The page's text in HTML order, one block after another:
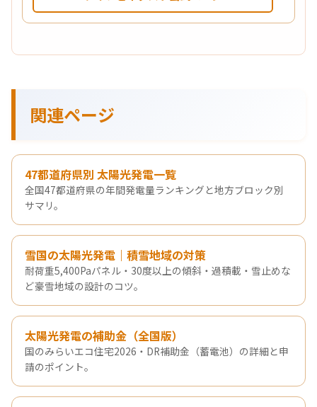
関連ページ
47都道府県別 太陽光発電一覧
全国47都道府県の年間発電量ランキングと地方ブロック別
サマリ。
雪国の太陽光発電｜積雪地域の対策
耐荷重5,400Paパネル・30度以上の傾斜・過積載・雪止めな
ど豪雪地域の設計のコツ。
太陽光発電の補助金（全国版）
国のみらいエコ住宅2026・DR補助金（蓄電池）の詳細と申
請のポイント。